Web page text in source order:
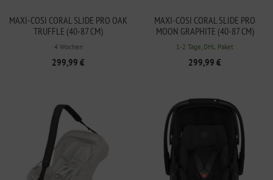
MAXI-COSI CORAL SLIDE PRO OAK
TRUFFLE (40-87 CM)
4 Wochen
299,99 €
MAXI-COSI CORAL SLIDE PRO
MOON GRAPHITE (40-87 CM)
1-2 Tage, DHL Paket
299,99 €